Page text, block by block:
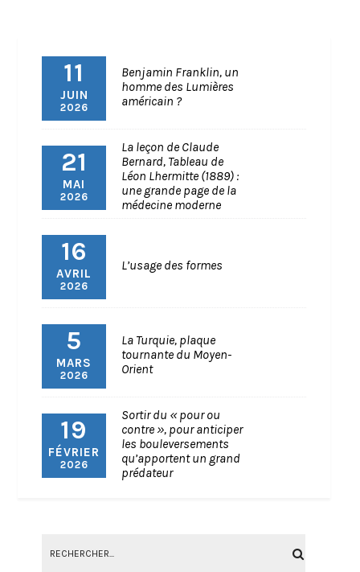
11
JUIN
2026
Benjamin Franklin, un
homme des Lumières
américain ?
21
MAI
2026
La leçon de Claude
Bernard, Tableau de
Léon Lhermitte (1889) :
une grande page de la
médecine moderne
16
AVRIL
2026
L’usage des formes
5
MARS
2026
La Turquie, plaque
tournante du Moyen-
Orient
19
FÉVRIER
2026
Sortir du « pour ou
contre », pour anticiper
les bouleversements
qu’apportent un grand
prédateur